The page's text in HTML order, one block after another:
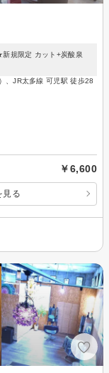
規限定 カット+炭酸泉
、JR太多線 可児駅 徒歩28
￥6,600
見る